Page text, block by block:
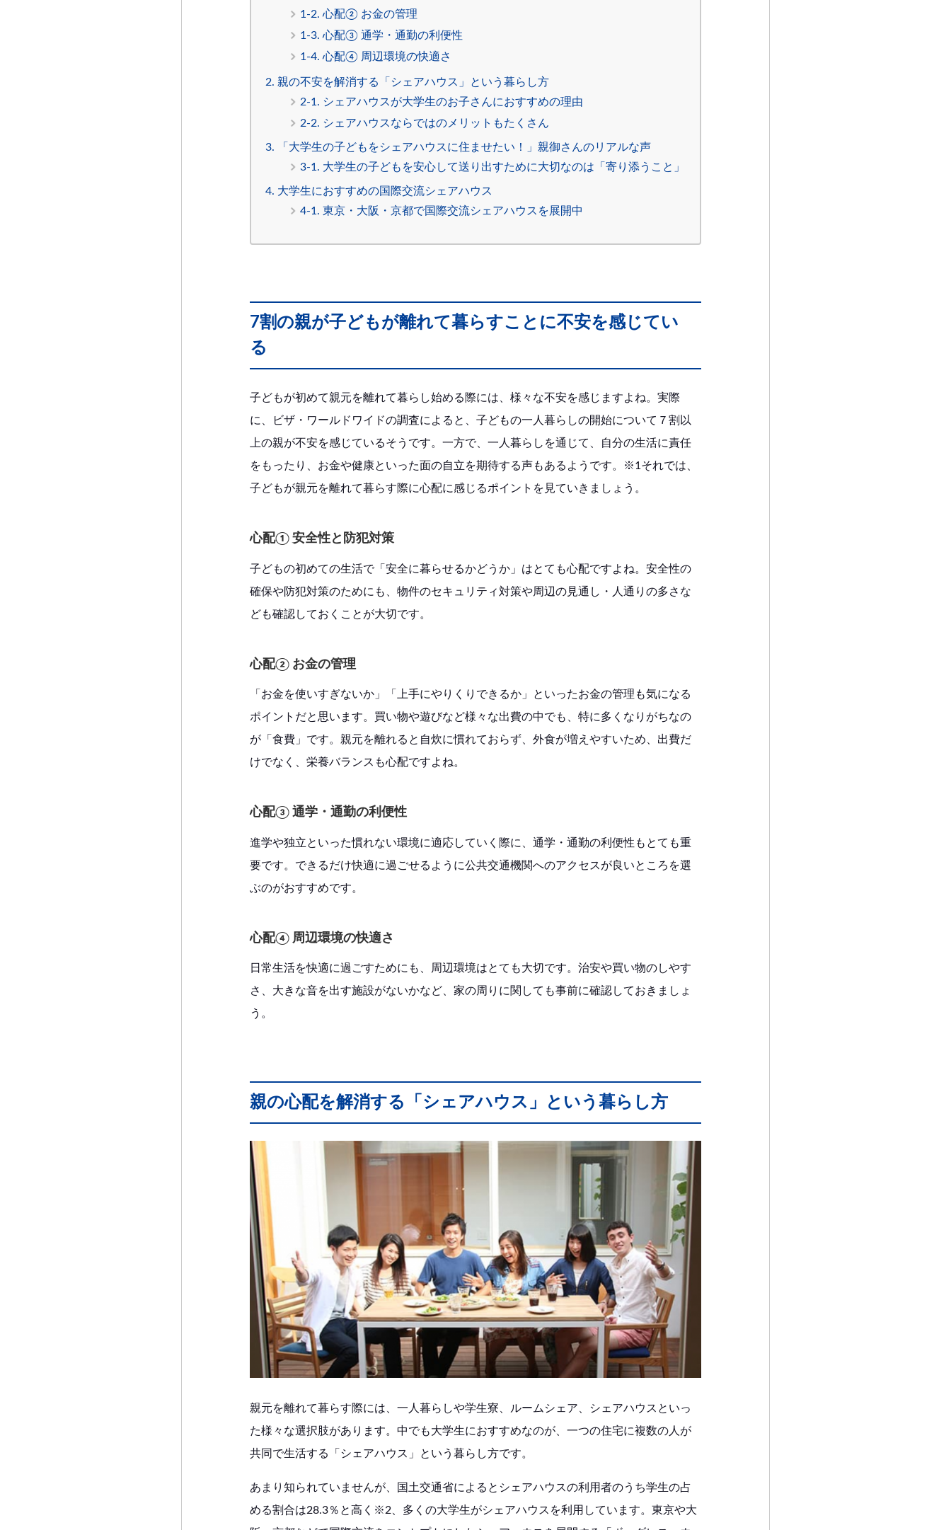
1-2. 心配② お金の管理
1-3. 心配③ 通学・通勤の利便性
1-4. 心配④ 周辺環境の快適さ
2. 親の不安を解消する「シェアハウス」という暮らし方
2-1. シェアハウスが大学生のお子さんにおすすめの理由
2-2. シェアハウスならではのメリットもたくさん
3. 「大学生の子どもをシェアハウスに住ませたい！」親御さんのリアルな声
3-1. 大学生の子どもを安心して送り出すために大切なのは「寄り添うこと」
4. 大学生におすすめの国際交流シェアハウス
4-1. 東京・大阪・京都で国際交流シェアハウスを展開中
7割の親が子どもが離れて暮らすことに不安を感じてい
る
子どもが初めて親元を離れて暮らし始める際には、様々な不安を感じますよね。実際
に、ビザ・ワールドワイドの調査によると、子どもの一人暮らしの開始について７割以
上の親が不安を感じているそうです。一方で、一人暮らしを通じて、自分の生活に責任
をもったり、お金や健康といった面の自立を期待する声もあるようです。※1それでは、
子どもが親元を離れて暮らす際に心配に感じるポイントを見ていきましょう。
心配① 安全性と防犯対策
子どもの初めての生活で「安全に暮らせるかどうか」はとても心配ですよね。安全性の
確保や防犯対策のためにも、物件のセキュリティ対策や周辺の見通し・人通りの多さな
ども確認しておくことが大切です。
心配② お金の管理
「お金を使いすぎないか」「上手にやりくりできるか」といったお金の管理も気になる
ポイントだと思います。買い物や遊びなど様々な出費の中でも、特に多くなりがちなの
が「食費」です。親元を離れると自炊に慣れておらず、外食が増えやすいため、出費だ
けでなく、栄養バランスも心配ですよね。
心配③ 通学・通勤の利便性
進学や独立といった慣れない環境に適応していく際に、通学・通勤の利便性もとても重
要です。できるだけ快適に過ごせるように公共交通機関へのアクセスが良いところを選
ぶのがおすすめです。
心配④ 周辺環境の快適さ
日常生活を快適に過ごすためにも、周辺環境はとても大切です。治安や買い物のしやす
さ、大きな音を出す施設がないかなど、家の周りに関しても事前に確認しておきましょ
う。
親の心配を解消する「シェアハウス」という暮らし方
親元を離れて暮らす際には、一人暮らしや学生寮、ルームシェア、シェアハウスといっ
た様々な選択肢があります。中でも大学生におすすめなのが、一つの住宅に複数の人が
共同で生活する「シェアハウス」という暮らし方です。
あまり知られていませんが、国土交通省によるとシェアハウスの利用者のうち学生の占
める割合は28.3％と高く※2、多くの大学生がシェアハウスを利用しています。東京や大